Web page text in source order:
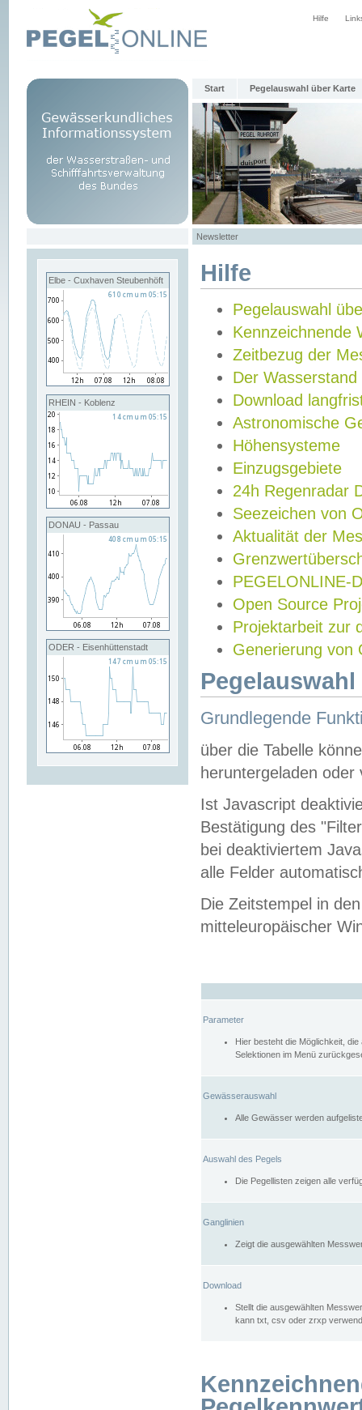
Hilfe
Start Pegelauswahl über Karte
Newsletter
Elbe - Cuxhaven Steubenhöft
RHEIN - Koblenz
DONAU - Passau
ODER - Eisenhüttenstadt
Hilfe
Pegelauswahl
Kennzeichnende
Zeitbezug der
Der Wasserstand
Download
Astronomische
Höhensysteme
Einzugsgebiete
24h Regenradar
Seezeichen von
Aktualität der
PEGELONLINE-
Open Source
Projektarbeit zur
Generierung von
Grundlegende
über die Tabelle
heruntergeladen oder
Ist Javascript
Bestätigung des
bei deaktiviertem
alle Felder
Die Zeitstempel in
mitteleuropäischer
Parameter
Hier besteht die Möglichkeit,
Selektionen im Menü
Gewässerauswahl
Alle Gewässer werden
Auswahl des Pegels
Die Pegellisten zeigen alle
Ganglinien
Zeigt die ausgewählten
Download
Stellt die ausgewählten
kann txt, csv oder zrxp